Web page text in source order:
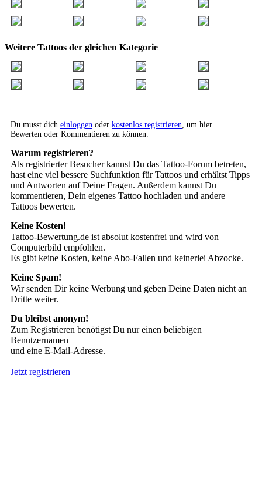
Weitere Tattoos der gleichen Kategorie
Du musst dich einloggen oder kostenlos registrieren , um hier
Bewerten oder Kommentieren zu können.
Warum registrieren?
Als registrierter Besucher kannst Du das Tattoo-Forum betreten,
hast eine viel bessere Suchfunktion für Tattoos und erhältst Tipps
und Antworten auf Deine Fragen. Außerdem kannst Du
kommentieren, Dein eigenes Tattoo hochladen und andere
Tattoos bewerten.
Keine Kosten!
Tattoo-Bewertung.de ist absolut kostenfrei und wird von
Computerbild empfohlen.
Es gibt keine Kosten, keine Abo-Fallen und keinerlei Abzocke.
Keine Spam!
Wir senden Dir keine Werbung und geben Deine Daten nicht an
Dritte weiter.
Du bleibst anonym!
Zum Registrieren benötigst Du nur einen beliebigen
Benutzernamen
und eine E-Mail-Adresse.
Jetzt registrieren